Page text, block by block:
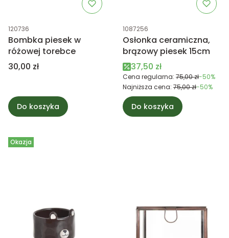
Kod produktu
120736
Bombka piesek w
różowej torebce
Cena
30,00 zł
Do koszyka
Kod produktu
1087256
Osłonka ceramiczna,
brązowy piesek 15cm
Cena promocyjna
37,50 zł
Cena regularna: 75,00 zł-50%
Najniższa cena: 75,00 zł-50%
Do koszyka
Okazja